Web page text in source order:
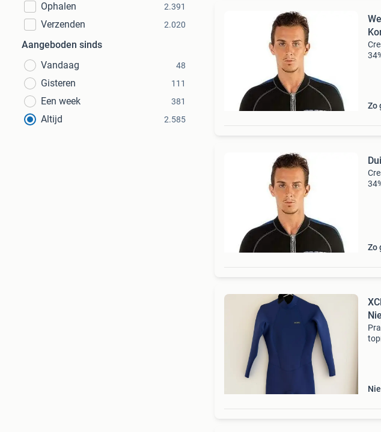
Ophalen
2.391
Verzenden 2.020
Aangeboden sinds
Vandaag
48
Gisteren 111
Een week 381
Altijd 2.585
Zo
Zo